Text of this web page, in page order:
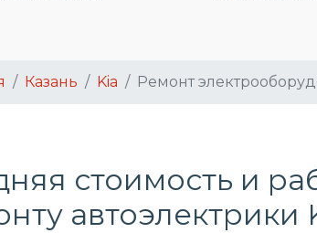
Казань Kia Ремонт
стоимость и
автоэлектрики